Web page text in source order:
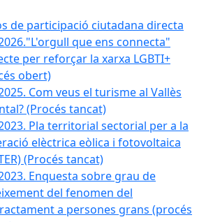
de participació ciutadana directa
que ens connecta"
per reforçar la xarxa LGBTI+
obert)
Com veus el turisme al Vallès
(Procés tancat)
Pla territorial sectorial per a la
elèctrica eòlica i fotovoltaica
(Procés tancat)
Enquesta sobre grau de
del fenomen del
a persones grans (procés